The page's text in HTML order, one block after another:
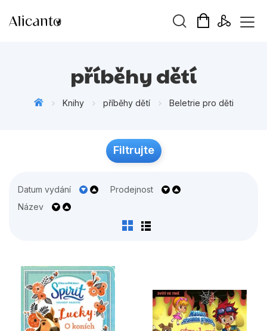
Tipy redakce
Dárkové publikace
Dárkové zboží
Hobby
příběhy dětí
Knihy příběhy dětí Beletrie pro děti
Filtrujte
Datum vydání
Prodejnost
Název